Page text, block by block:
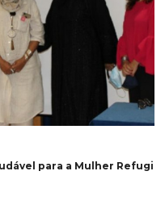
para a Mulher